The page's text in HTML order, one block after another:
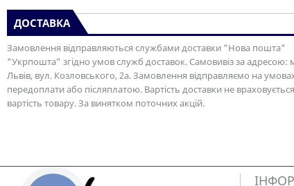
ДОСТАВКА
Замовлення відправляються службами доставки "Нова пошта"
"Укрпошта” згідно умов служб доставок. Самовивіз за адресою:
Львів, вул. Козловського, 2а. Замовлення відправляємо на
передоплати або післяплатою. Вартість доставки не
вартість товару. За винятком поточних акцій.